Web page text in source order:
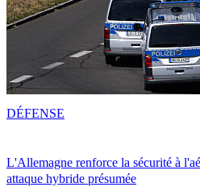
L'Allemagne renforce la sécurité à
attaque hybride présumée
DÉFENSE